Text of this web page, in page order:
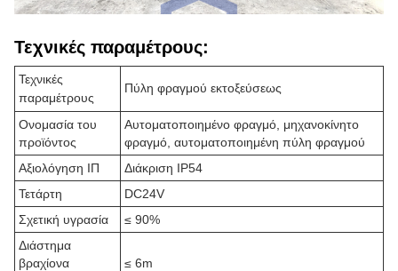
Τεχνικές παραμέτρους:
Τεχνικές
παραμέτρους
Πύλη φραγμού εκτοξεύσεως
Ονομασία του
προϊόντος
Αυτοματοποιημένο φραγμό, μηχανοκίνητο
φραγμό, αυτοματοποιημένη πύλη φραγμού
Αξιολόγηση ΙΠ
Διάκριση IP54
Τετάρτη
DC24V
Σχετική υγρασία
≤ 90%
Διάστημα
βραχίονα
≤ 6m